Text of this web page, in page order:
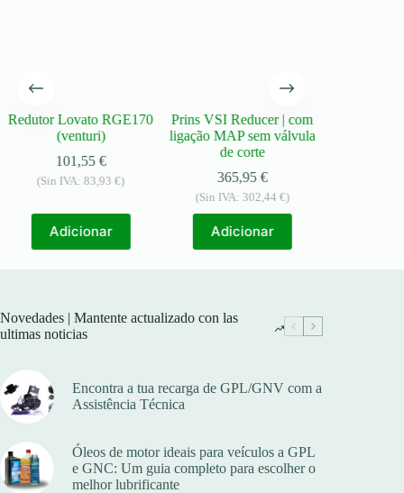
Redutor Lovato RGE170
(venturi)
101,55 €
(Sin IVA:83,93€)
Adicionar
Prins VSI Reducer | com
ligação MAP sem válvula
de corte
365,95 €
(Sin IVA: 302,44 €)
Adicionar
Novedades | Mantente actualizado con las
ultimas noticias
Encontra a tua recarga de GPL/GNV com a
Assistência Técnica
Óleos de motor ideais para veículos a GPL
e GNC: Um guia completo para escolher o
melhor lubrificante